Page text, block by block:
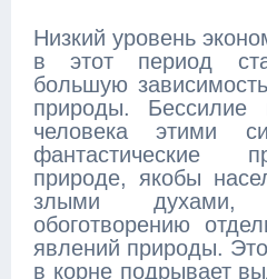
Низкий уровень
в этот период
большую
природы. Бессилие
человека этими
фантастические
природе, якобы
злыми
обоготворению
явлений природы.
в корне подрывает